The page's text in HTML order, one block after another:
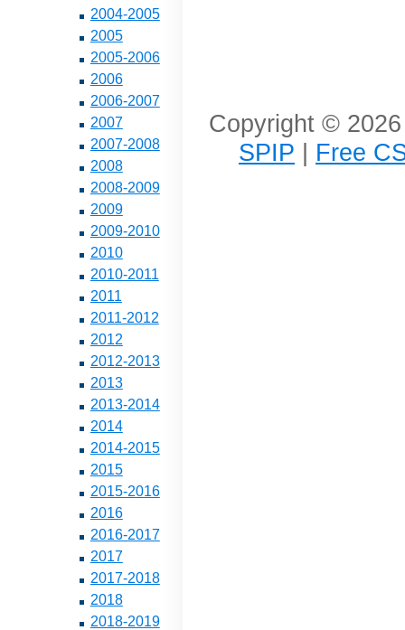
2004-2005
2005
2005-2006
2006
2006-2007
2007
2007-2008
2008
2008-2009
2009
2009-2010
2010
2010-2011
2011
2011-2012
2012
2012-2013
2013
2013-2014
2014
2014-2015
2015
2015-2016
2016
2016-2017
2017
2017-2018
2018
2018-2019
Copyright ©
SPIP | Free